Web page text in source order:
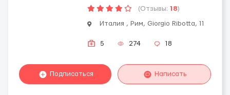
(Отзывы: 18)
Италия , Рим, Giorgio Ribotta, 11
5 274 18
Подписаться Написать